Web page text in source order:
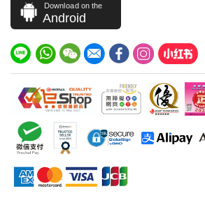
Download on the
Android